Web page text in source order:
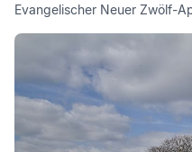
Evangelischer Neuer Zwölf-